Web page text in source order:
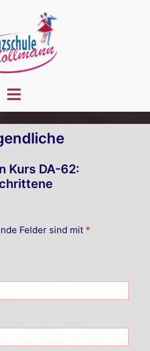
Menü
Kurs DA-62:
Felder sind mit *